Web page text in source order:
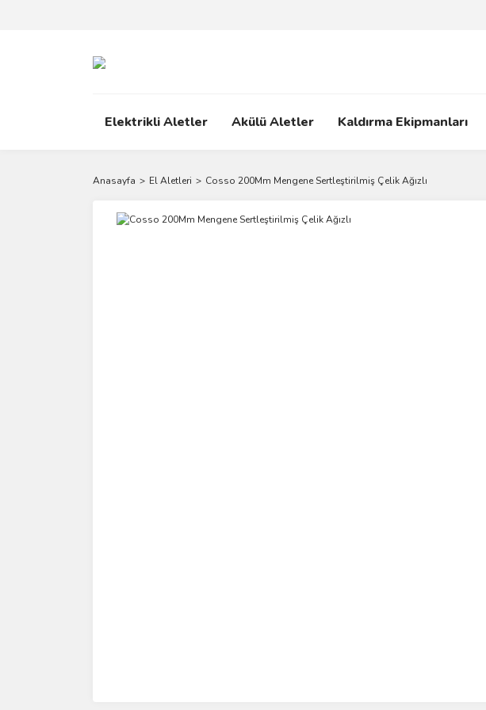
Elektrikli Aletler Akülü Aletler Kaldırma Ekipmanları
Anasayfa El Aletleri Cosso 200Mm Mengene Sertleştirilmiş Çelik Ağızlı